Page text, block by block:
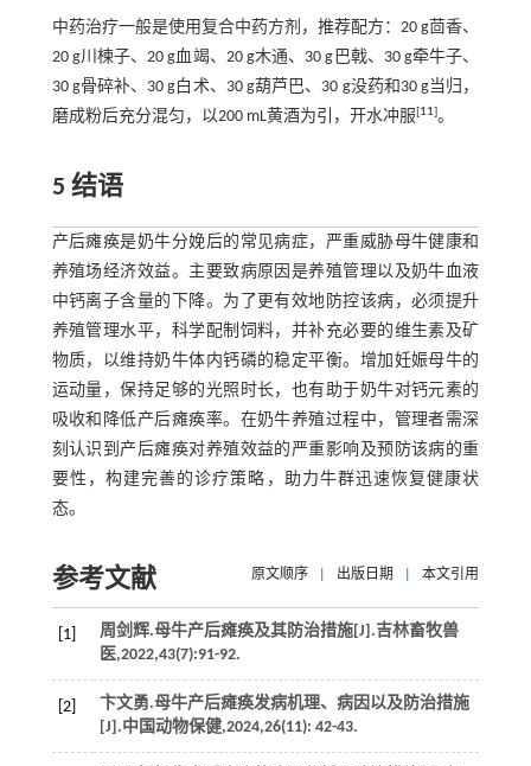
中药治疗一般是使用复合中药方剂，推荐配方：20 g茴香、
20 g川楝子、20 g血竭、20 g木通、30 g巴戟、30 g牵牛子、
30 g骨碎补、30 g白术、30 g葫芦巴、30 g没药和30 g当归，
磨成粉后充分混匀，以200 mL黄酒为引，开水冲服[11]。
5 结语
产后瘫痪是奶牛分娩后的常见病症，严重威胁母牛健康和
养殖场经济效益。主要致病原因是养殖管理以及奶牛血液
中钙离子含量的下降。为了更有效地防控该病，必须提升
养殖管理水平，科学配制饲料，并补充必要的维生素及矿
物质，以维持奶牛体内钙磷的稳定平衡。增加妊娠母牛的
运动量，保持足够的光照时长，也有助于奶牛对钙元素的
吸收和降低产后瘫痪率。在奶牛养殖过程中，管理者需深
刻认识到产后瘫痪对养殖效益的严重影响及预防该病的重
要性，构建完善的诊疗策略，助力牛群迅速恢复健康状
态。
参考文献 原文顺序 出版日期 本文引用
[1] 周剑辉.母牛产后瘫痪及其防治措施[J].吉林畜牧兽
医,2022,43(7):91-92.
[2]
卞文勇.母牛产后瘫痪发病机理、病因以及防治措施
[J].中国动物保健,2024,26(11): 42-43.